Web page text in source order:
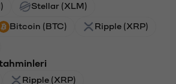
Stellar (XLM)
Bitcoin (BTC) Ripple (XRP)
Ripple (XRP)